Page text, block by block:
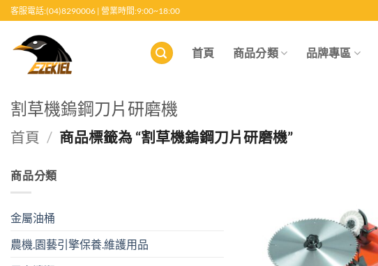
至
客服電話:(04)8290006 | 營業時間:9:00~18:00
首頁 商品分類 品牌專區
割草機鎢鋼刀片研磨機
首頁 / 商品標籤為 “割草機鎢鋼刀片研磨機”
商品分類
金屬油桶
農機.園藝引擎保養.維護用品